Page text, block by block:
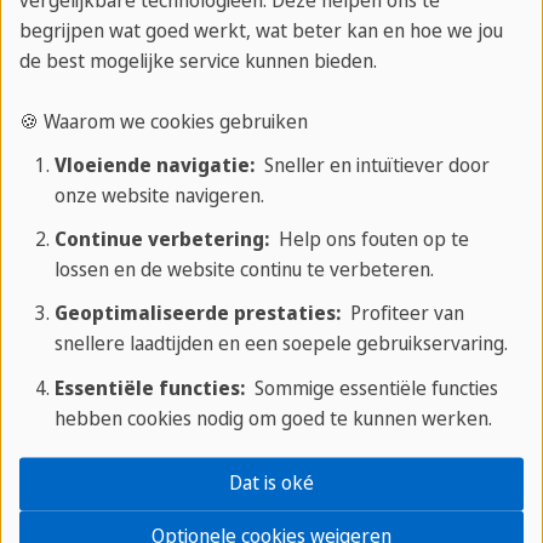
professionele toepassingen. Het modulaire
systeem is bestaat uit eenheden -die ook op zich
te halen zijn- voor de best mogelijke beoordeling
kandidaat. Examenbijdrage en kosten voor
Locatie Examen Startdatum Duur
Parijs,
DELF 09.03.2021
12
Parijs,
DELF 07.04.2021
12
begrijpen wat goed werkt, wat beter kan en hoe we jou
de best mogelijke service kunnen bieden.
🍪 Waarom we cookies gebruiken
Vloeiende navigatie:Sneller en intuïtiever door
onze website navigeren.
Continue verbetering:Help ons fouten op te
lossen en de website continu te verbeteren.
Geoptimaliseerde prestaties:Profiteer van
snellere laadtijden en een soepele gebruikservaring.
Essentiële functies:Sommige essentiële functies
hebben cookies nodig om goed te kunnen werken.
Optionele cookies weigeren
Dat is oké